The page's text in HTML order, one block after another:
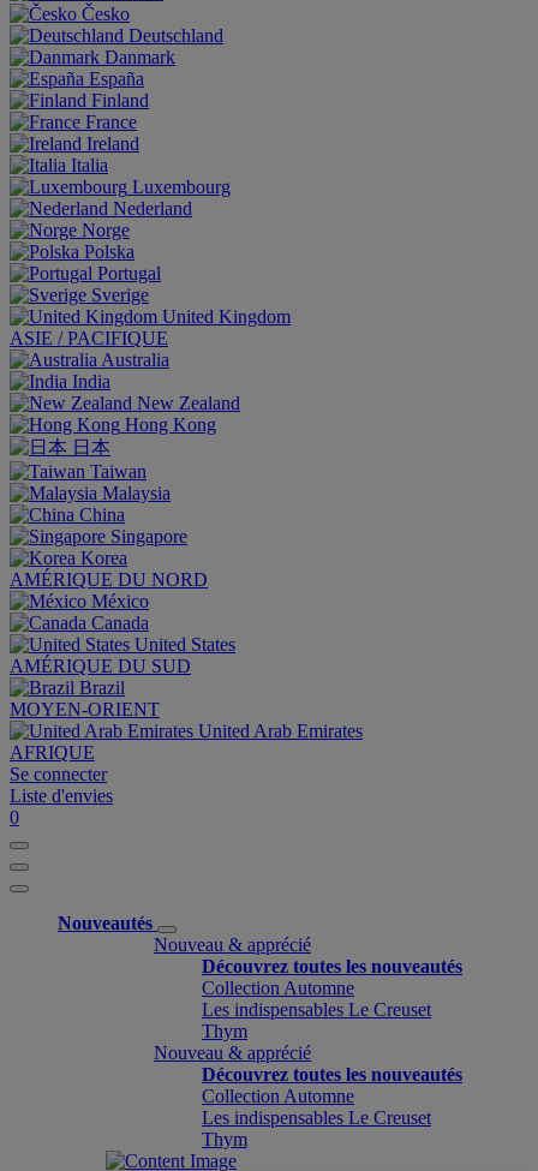
Česko
Deutschland
Danmark
España
Finland
France
Ireland
Italia
Luxembourg
Nederland
Norge
Polska
Portugal
Sverige
United Kingdom
ASIE / PACIFIQUE
Australia
India
New Zealand
Hong Kong
日本
Taiwan
Malaysia
China
Singapore
Korea
AMÉRIQUE DU NORD
México
Canada
United States
AMÉRIQUE DU SUD
Brazil
MOYEN-ORIENT
United Arab Emirates
AFRIQUE
Se connecter
Liste d'envies
0
Nouveautés
Nouveau & apprécié
Découvrez toutes les nouveautés
Collection Automne
Les indispensables Le Creuset
Thym
Nouveau & apprécié
Découvrez toutes les nouveautés
Collection Automne
Les indispensables Le Creuset
Thym